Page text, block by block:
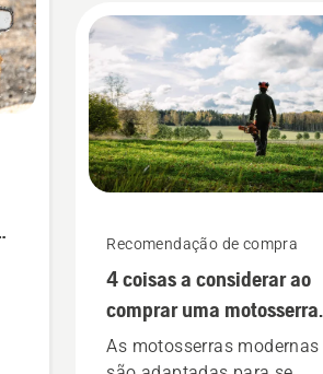
Recomendação de compra
4 coisas a considerar ao
comprar uma motosserra
em 2023
As motosserras modernas